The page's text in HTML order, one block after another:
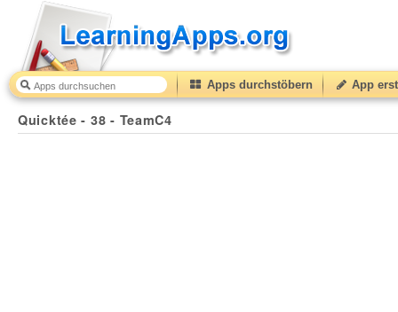
Apps durchstöbern App
Quicktée - 38 - TeamC4